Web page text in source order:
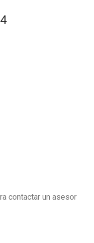
contactar un asesor